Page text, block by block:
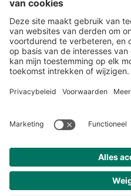
START
Meer over Noordhoff
Contact